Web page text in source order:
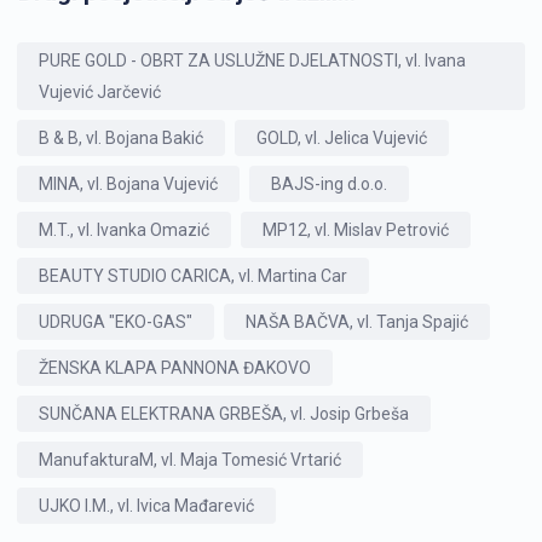
PURE GOLD - OBRT ZA USLUŽNE DJELATNOSTI, vl. Ivana
Vujević Jarčević
B & B, vl. Bojana Bakić GOLD, vl. Jelica Vujević
MINA, vl. Bojana Vujević BAJS-ing d.o.o.
M.T., vl. Ivanka Omazić MP12, vl. Mislav Petrović
BEAUTY STUDIO CARICA, vl. Martina Car
UDRUGA "EKO-GAS" NAŠA BAČVA, vl. Tanja Spajić
ŽENSKA KLAPA PANNONA ĐAKOVO
SUNČANA ELEKTRANA GRBEŠA, vl. Josip Grbeša
ManufakturaM, vl. Maja Tomesić Vrtarić
UJKO I.M., vl. Ivica Mađarević